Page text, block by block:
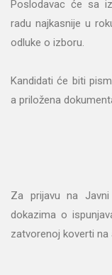
Poslodavac će sa
radu najkasnije u
odluke o izboru.
Kandidati će biti
a priložena
Za prijavu na
dokazima o
zatvorenoj koverti na